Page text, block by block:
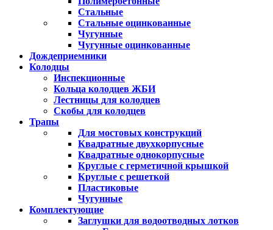
Стальные
Стальные оцинкованные
Чугунные
Чугунные оцинкованные
Дождеприемники
Колодцы
Инспекционные
Кольца колодцев ЖБИ
Лестницы для колодцев
Скобы для колодцев
Трапы
Для мостовых конструкций
Квадратные двухкорпусные
Квадратные однокорпусные
Круглые с герметичной крышкой
Круглые с решеткой
Пластиковые
Чугунные
Комплектующие
Заглушки для водоотводных лотков